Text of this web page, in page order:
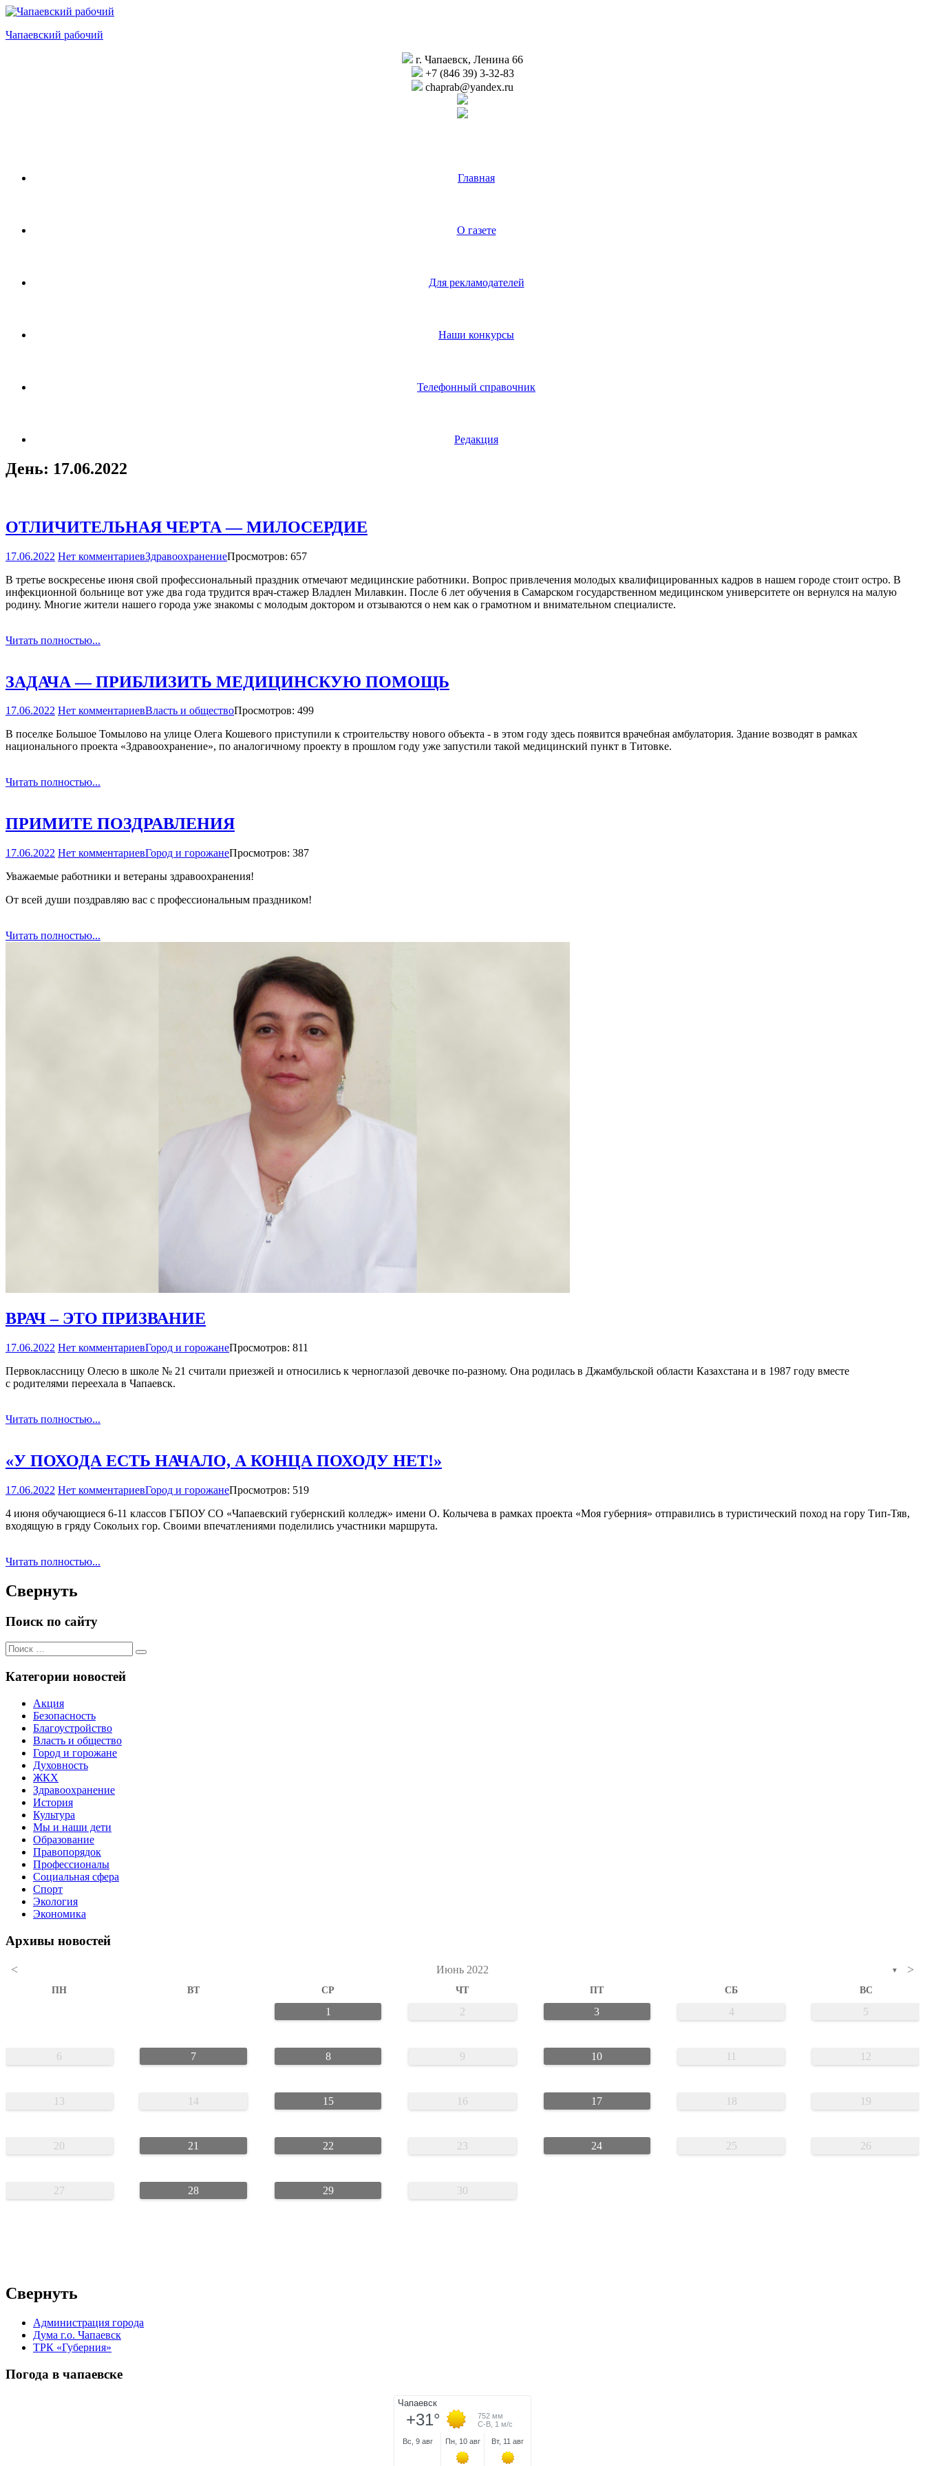
Перейти
содержимому
Чапаевский рабочий
г. Чапаевск, Ленина 66
+7 (846 39) 3-32-83
chaprab@yandex.ru
Главная
О газете
Для рекламодателей
Наши конкурсы
Телефонный справочник
Редакция
День: 17.06.2022
ОТЛИЧИТЕЛЬНАЯ ЧЕРТА — МИЛОСЕРДИЕ
17.06.2022 Нет комментариевЗдравоохранениеПросмотров: 657
В третье воскресенье июня свой профессиональный праздник отмечают медицинские работники. Вопрос привлечения молодых квалифицированных кадров в нашем городе стоит остро. В
инфекционной больнице вот уже два года трудится врач­-стажер Владлен Милавкин. После 6 лет обучения в Самарском государственном медицинском университете он вернулся на малую
родину. Многие жители нашего города уже знакомы с молодым доктором и отзываются о нем как о грамотном и внимательном специалисте.
Читать полностью...
ЗАДАЧА — ПРИБЛИЗИТЬ МЕДИЦИНСКУЮ ПОМОЩЬ
17.06.2022 Нет комментариевВласть и обществоПросмотров: 499
В поселке Большое Томылово на улице Олега Кошевого приступили к строительству нового объекта - в этом году здесь появится врачебная амбулатория. Здание возводят в рамках
национального проекта «Здравоохранение», по аналогичному проекту в прошлом году уже запустили такой медицинский пункт в Титовке.
Читать полностью...
ПРИМИТЕ ПОЗДРАВЛЕНИЯ
17.06.2022 Нет комментариевГород и горожанеПросмотров: 387
Уважаемые работники и ветераны здравоохранения!
От всей души поздравляю вас с профессиональным праздником!
Читать полностью...
ВРАЧ – ЭТО ПРИЗВАНИЕ
17.06.2022 Нет комментариевГород и горожанеПросмотров: 811
Первоклассницу Олесю в школе № 21 считали приезжей и относились к черноглазой девочке по-разному. Она родилась в Джамбульской области Казахстана и в 1987 году вместе
с родителями переехала в Чапаевск.
Читать полностью...
«У ПОХОДА ЕСТЬ НАЧАЛО, А КОНЦА ПОХОДУ НЕТ!»
17.06.2022 Нет комментариевГород и горожанеПросмотров: 519
4 июня обучающиеся 6-11 классов ГБПОУ СО «Чапаевский губернский колледж» имени О. Колычева в рамках проекта «Моя губерния» отправились в туристический поход на гору Тип-Тяв,
входящую в гряду Сокольих гор. Своими впечатлениями поделились участники маршрута.
Читать полностью...
Свернуть
Поиск по сайту
Поиск
для:
Поиск
Категории новостей
Акция
Безопасность
Благоустройство
Власть и общество
Город и горожане
Духовность
ЖКХ
Здравоохранение
История
Культура
Мы и наши дети
Образование
Правопорядок
Профессионалы
Социальная сфера
Спорт
Экология
Экономика
Архивы новостей
< Июнь 2022 ▼ >
ПН ВТ СР ЧТ ПТ СБ ВС
1 2 3 4 5
6 7 8 9 10 11 12
13 14 15 16 17 18 19
20 21 22 23 24 25 26
27 28 29 30
Свернуть
Администрация города
Дума г.о. Чапаевск
ТРК «Губерния»
Погода в чапаевске